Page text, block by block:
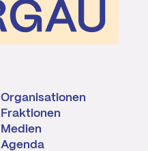
Organisationen
Fraktionen
Medien
Agenda